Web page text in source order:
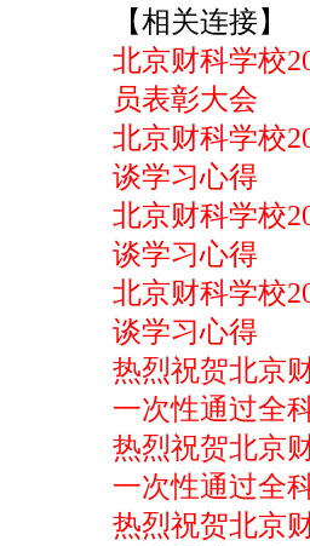
【相关连接】
北京财科学校
员表彰大会
北京财科学校
谈学习心得
北京财科学校
谈学习心得
北京财科学校
谈学习心得
热烈祝贺北京
一次性通过全
热烈祝贺北京
一次性通过全
热烈祝贺北京